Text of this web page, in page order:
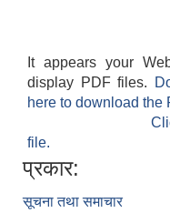
It appears your
display PDF files.
here to download the
file.
प्रकार:
सूचना तथा समाचार